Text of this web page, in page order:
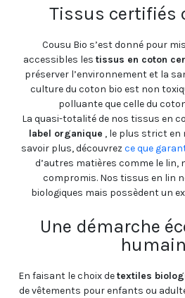
Tissus certifiés
Cousu Bio s’est donné pour
accessibles les tissus en coton
préserver l’environnement et la
culture du coton bio est non
polluante que celle du
La quasi-totalité de nos tissus en
label organique , le plus strict en
savoir plus, découvrez ce que
d’autres matières comme le lin,
compromis. Nos tissus en lin
biologiques mais possèdent un
Une démarche
En faisant le choix detextiles
de vêtements pour enfants ou